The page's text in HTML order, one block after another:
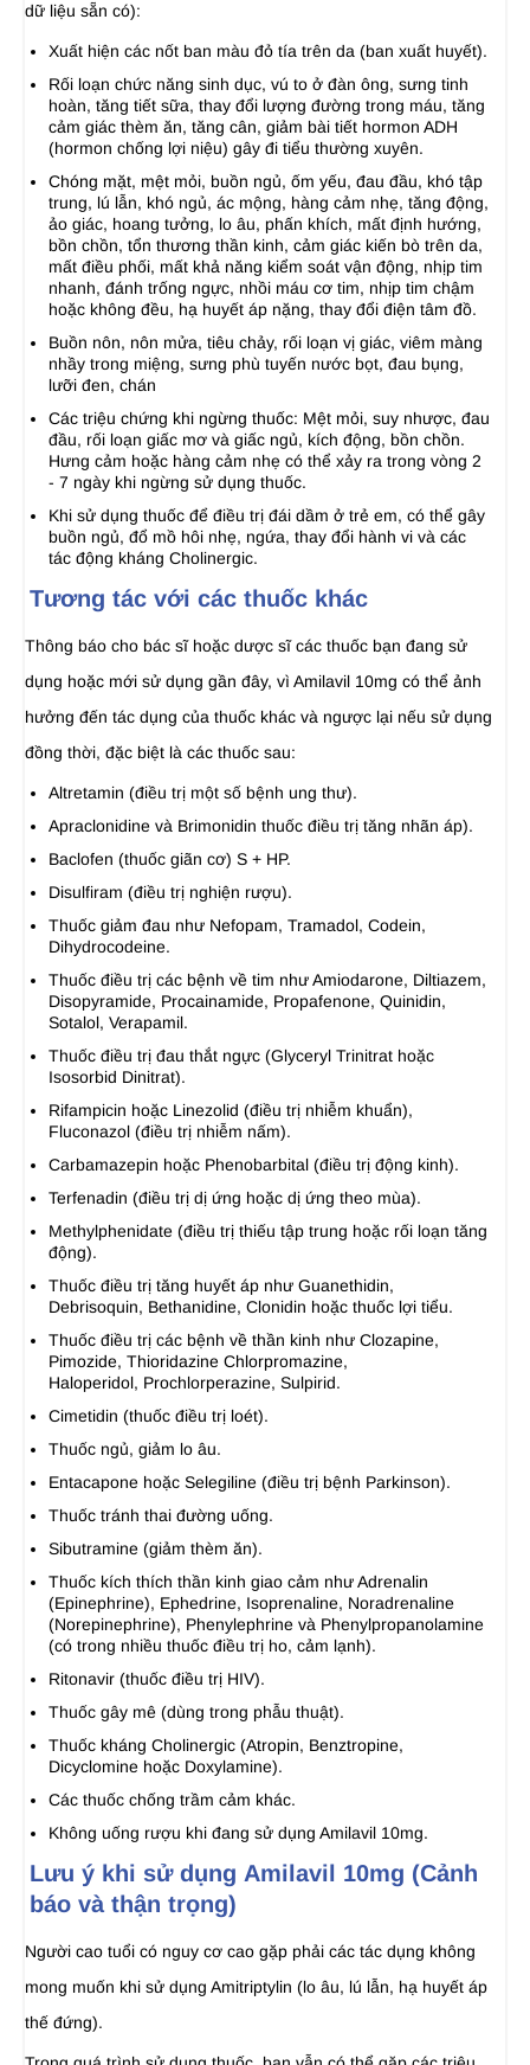
dữ liệu sẵn có):
Xuất hiện các nốt ban màu đỏ tía trên da (ban xuất huyết).
Rối loạn chức năng sinh dục, vú to ở đàn ông, sưng tinh
hoàn, tăng tiết sữa, thay đổi lượng đường trong máu, tăng
cảm giác thèm ăn, tăng cân, giảm bài tiết hormon ADH
(hormon chống lợi niệu) gây đi tiểu thường xuyên.
Chóng mặt, mệt mỏi, buồn ngủ, ốm yếu, đau đầu, khó tập
trung, lú lẫn, khó ngủ, ác mộng, hàng cảm nhẹ, tăng động,
ảo giác, hoang tưởng, lo âu, phấn khích, mất định hướng,
bồn chồn, tổn thương thần kinh, cảm giác kiến bò trên da,
mất điều phối, mất khả năng kiểm soát vận động, nhịp tim
nhanh, đánh trống ngực, nhồi máu cơ tim, nhịp tim chậm
hoặc không đều, hạ huyết áp nặng, thay đổi điện tâm đồ.
Buồn nôn, nôn mửa, tiêu chảy, rối loạn vị giác, viêm màng
nhầy trong miệng, sưng phù tuyến nước bọt, đau bụng,
lưỡi đen, chán
Các triệu chứng khi ngừng thuốc: Mệt mỏi, suy nhược, đau
đầu, rối loạn giấc mơ và giấc ngủ, kích động, bồn chồn.
Hưng cảm hoặc hàng cảm nhẹ có thể xảy ra trong vòng 2
- 7 ngày khi ngừng sử dụng thuốc.
Khi sử dụng thuốc để điều trị đái dầm ở trẻ em, có thể gây
buồn ngủ, đổ mồ hôi nhẹ, ngứa, thay đổi hành vi và các
tác động kháng Cholinergic.
Tương tác với các thuốc khác
Thông báo cho bác sĩ hoặc dược sĩ các thuốc bạn đang sử
dụng hoặc mới sử dụng gần đây, vì Amilavil 10mg có thể ảnh
hưởng đến tác dụng của thuốc khác và ngược lại nếu sử dụng
đồng thời, đặc biệt là các thuốc sau:
Altretamin (điều trị một số bệnh ung thư).
Apraclonidine và Brimonidin thuốc điều trị tăng nhãn áp).
Baclofen (thuốc giãn cơ) S + HP.
Disulfiram (điều trị nghiện rượu).
Thuốc giảm đau như Nefopam, Tramadol, Codein,
Dihydrocodeine.
Thuốc điều trị các bệnh về tim như Amiodarone, Diltiazem,
Disopyramide, Procainamide, Propafenone, Quinidin,
Sotalol, Verapamil.
Thuốc điều trị đau thắt ngực (Glyceryl Trinitrat hoặc
Isosorbid Dinitrat).
Rifampicin hoặc Linezolid (điều trị nhiễm khuẩn),
Fluconazol (điều trị nhiễm nấm).
Carbamazepin hoặc Phenobarbital (điều trị động kinh).
Terfenadin (điều trị dị ứng hoặc dị ứng theo mùa).
Methylphenidate (điều trị thiếu tập trung hoặc rối loạn tăng
động).
Thuốc điều trị tăng huyết áp như Guanethidin,
Debrisoquin, Bethanidine, Clonidin hoặc thuốc lợi tiểu.
Thuốc điều trị các bệnh về thần kinh như Clozapine,
Pimozide, Thioridazine Chlorpromazine,
Haloperidol, Prochlorperazine, Sulpirid.
Cimetidin (thuốc điều trị loét).
Thuốc ngủ, giảm lo âu.
Entacapone hoặc Selegiline (điều trị bệnh Parkinson).
Thuốc tránh thai đường uống.
Sibutramine (giảm thèm ăn).
Thuốc kích thích thần kinh giao cảm như Adrenalin
(Epinephrine), Ephedrine, Isoprenaline, Noradrenaline
(Norepinephrine), Phenylephrine và Phenylpropanolamine
(có trong nhiều thuốc điều trị ho, cảm lạnh).
Ritonavir (thuốc điều trị HIV).
Thuốc gây mê (dùng trong phẫu thuật).
Thuốc kháng Cholinergic (Atropin, Benztropine,
Dicyclomine hoặc Doxylamine).
Các thuốc chống trầm cảm khác.
Không uống rượu khi đang sử dụng Amilavil 10mg.
Lưu ý khi sử dụng Amilavil 10mg (Cảnh
báo và thận trọng)
Người cao tuổi có nguy cơ cao gặp phải các tác dụng không
mong muốn khi sử dụng Amitriptylin (lo âu, lú lẫn, hạ huyết áp
thế đứng).